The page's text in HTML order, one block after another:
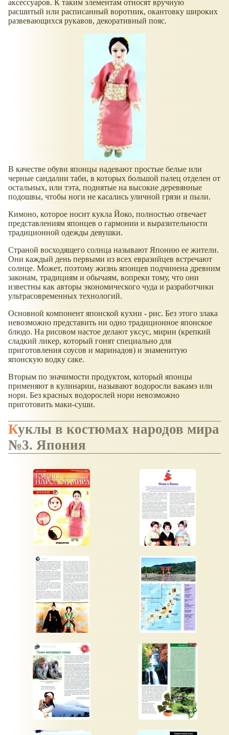
аксессуаров. К таким элементам относят вручную
расшитый или расписанный воротник, окантовку широких
развевающихся рукавов, декоративный пояс.
В качестве обуви японцы надевают простые белые или
черные сандалии таби, в которых большой палец отделен от
остальных, или тэта, поднятые на высокие деревянные
подошвы, чтобы ноги не касались уличной грязи и пыли.
Кимоно, которое носит кукла Йоко, полностью отвечает
представлениям японцев о гармонии и выразительности
традиционной одежды девушки.
Страной восходящего солнца называют Японию ее жители.
Они каждый день первыми из всех евразийцев встречают
солнце. Может, поэтому жизнь японцев подчинена древним
законам, традициям и обычаям, вопреки тому, что они
известны как авторы экономического чуда и разработчики
ультрасовременных технологий.
Основной компонент японской кухни - рис. Без этого злака
невозможно представить ни одно традиционное японское
блюдо. На рисовом настое делают уксус, мирин (крепкий
сладкий ликер, который гонят специально для
приготовления соусов и маринадов) и знаменитую
японскую водку саке.
Вторым по значимости продуктом, который японцы
применяют в кулинарии, называют водоросли вакамэ или
нори. Без красных водорослей нори невозможно
приготовить маки-суши.
Куклы в костюмах народов мира
№3. Япония